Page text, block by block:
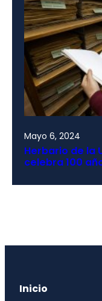
Mayo 6, 2024
Herbario de la
celebra 100
Inicio